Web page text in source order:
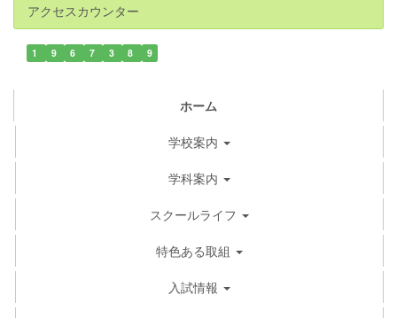
アクセスカウンター
1 9 6 7 3 8 9
ホーム
学校案内
学科案内
スクールライフ
特色ある取組
入試情報